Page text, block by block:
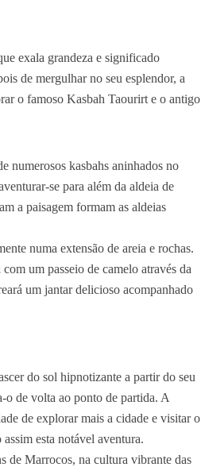
exala grandeza e significado
de mergulhar no seu esplendor, a
o famoso Kasbah Taourirt e o antigo
numerosos kasbahs aninhados no
se para além da aldeia de
a paisagem formam as aldeias
numa extensão de areia e rochas.
um passeio de camelo através da
um jantar delicioso acompanhado
do sol hipnotizante a partir do seu
o de volta ao ponto de partida. A
de explorar mais a cidade e visitar o
esta notável aventura.
de Marrocos, na cultura vibrante das